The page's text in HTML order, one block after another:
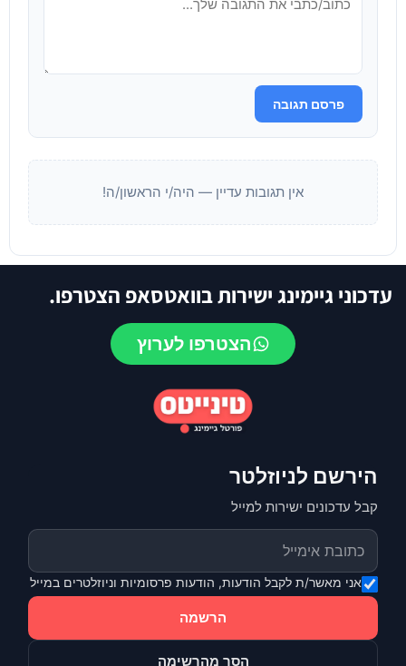
פרסם תגובה
אין תגובות עדיין — היה/י הראשון/ה!
עדכוני גיימינג ישירות בוואטסאפ הצטרפו.
הצטרפו לערוץ
הירשם לניוזלטר
קבל עדכונים ישירות למייל
אני מאשר/ת לקבל הודעות, הודעות פרסומיות וניוזלטרים במייל
הרשמה
הסר מהרשימה